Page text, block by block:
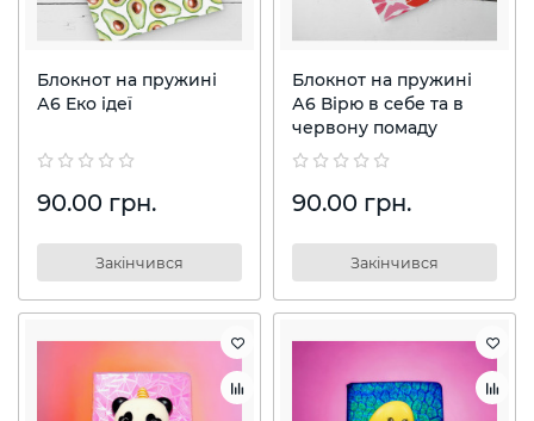
Блокнот на пружині
А6 Еко ідеї
90.00 грн.
Закінчився
Блокнот на пружині
А6 Вірю в себе та в
червону помаду
90.00 грн.
Закінчився